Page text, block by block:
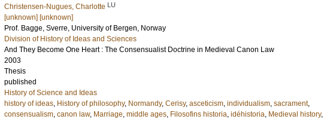
Christensen-Nugues, Charlotte LU
[unknown] [unknown]
Prof. Bagge, Sverre, University of Bergen, Norway
Division of History of Ideas and Sciences
And They Become One Heart : The Consensualist Doctrine in Medieval Canon Law
2003
Thesis
published
History of Science and Ideas
history of ideas, History of philosophy, Normandy, Cerisy, asceticism, individualism, sacrament,
consensualism, canon law, Marriage, middle ages, Filosofins historia, idéhistoria, Medieval history,